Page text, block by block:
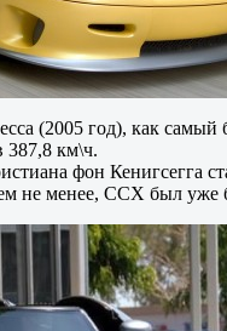
(2005 год), как
387,8 км\ч.
фон Кенигсегга
не менее, CCX был